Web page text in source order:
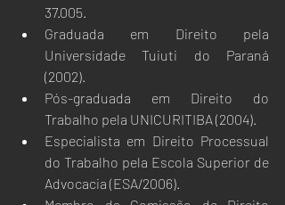
37.005.
Graduada em Direito pela
Universidade Tuiuti do Paraná
(2002).
Pós-graduada em Direito do
Trabalho pela UNICURITIBA (2004).
Especialista em Direito Processual
do Trabalho pela Escola Superior de
Advocacia (ESA/2006).